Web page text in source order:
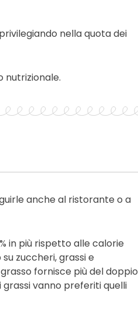
nella quota dei
nutrizionale.
anche al ristorante o a
in più rispetto alle calorie
zuccheri, grassi e
fornisce più del doppio
vanno preferiti quelli